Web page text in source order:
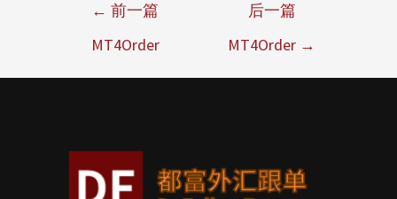
← 前一篇
MT4Order
后一篇
MT4Order →